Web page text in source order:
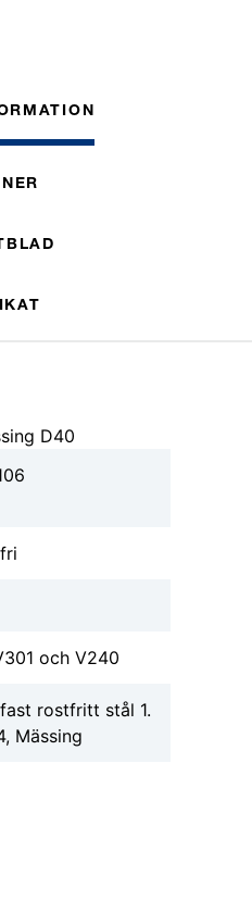
D40
och V240
rostfritt stål 1.
Mässing